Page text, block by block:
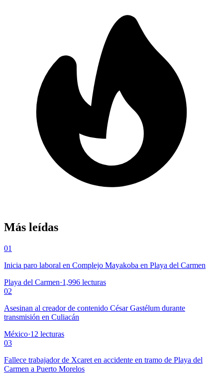
Más leídas
01
Inicia paro laboral en Complejo Mayakoba en Playa del Carmen
Playa del Carmen·1,996 lecturas
02
Asesinan al creador de contenido César Gastélum durante
transmisión en Culiacán
México·12 lecturas
03
Fallece trabajador de Xcaret en accidente en tramo de Playa del
Carmen a Puerto Morelos